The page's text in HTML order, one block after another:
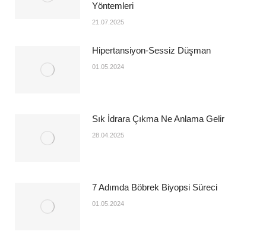
Yöntemleri
21.07.2025
Hipertansiyon-Sessiz Düşman
01.05.2024
Sık İdrara Çıkma Ne Anlama Gelir
28.04.2025
7 Adımda Böbrek Biyopsi Süreci
01.05.2024